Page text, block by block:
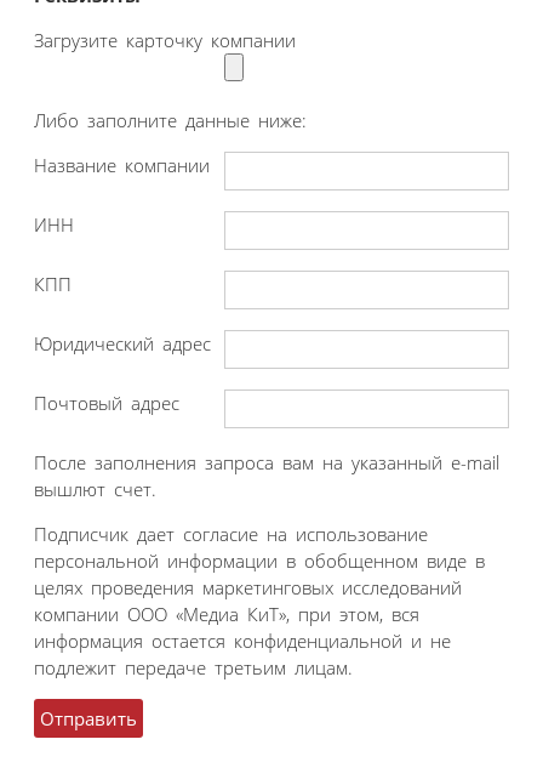
Загрузите карточку компании
Либо заполните данные ниже:
Название компании
ИНН
КПП
Юридический адрес
Почтовый адрес
После заполнения запроса вам на указанный e-mail
вышлют счет.
Подписчик дает согласие на использование
персональной информации в обобщенном виде в
целях проведения маркетинговых исследований
компании ООО «Медиа КиТ», при этом, вся
информация остается конфиденциальной и не
подлежит передаче третьим лицам.